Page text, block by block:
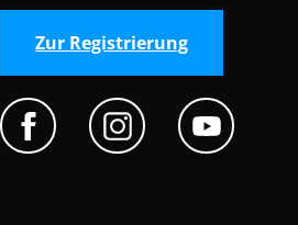
Zur Registrierung